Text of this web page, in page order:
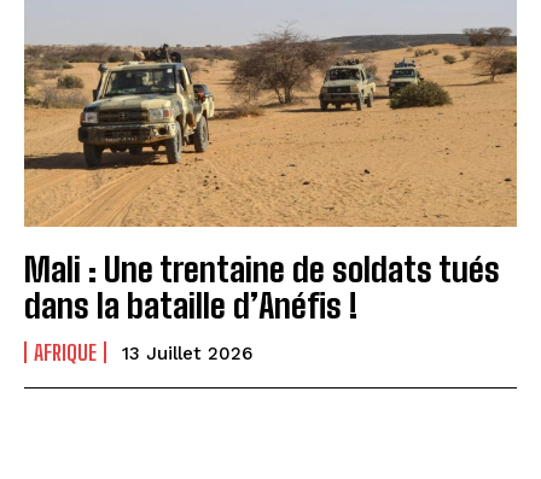
Mali : Une trentaine de soldats tués
dans la bataille d’Anéfis !
AFRIQUE 13 Juillet 2026